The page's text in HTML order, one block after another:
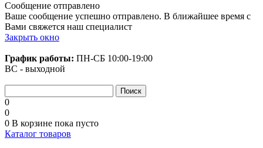
Сообщение отправлено
Ваше сообщение успешно отправлено. В ближайшее время с
Вами свяжется наш специалист
Закрыть окно
График работы: ПН-СБ 10:00-19:00
ВС - выходной
0
0
0 В корзине пока пусто
Каталог товаров